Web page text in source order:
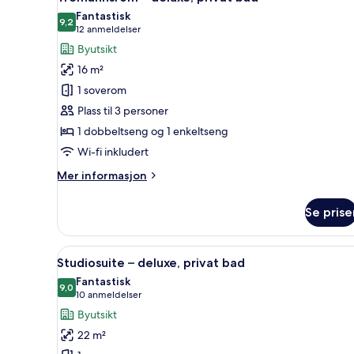
alle
bildene
av
Tremannsrom
–
deluxe,
privat
bad
9,29,2 av 10
Fantastisk
12 anmeldelser
(12
anmeldelser)
Byutsikt
16 m²
1 soverom
Plass til 3 personer
1 dobbeltseng og 1 enkeltseng
Wi-fi inkludert
Mer informasjon
Mer
–
deluxe,
privat
Se
Åpne
alle
bildene
av
Studiosuite
–
Studiosuite – deluxe, privat
9
Studiosuite – deluxe, privat bad
9,09,0 av 10
Fantastisk
10 anmeldelser
(10
anmeldelser)
Byutsikt
22 m²